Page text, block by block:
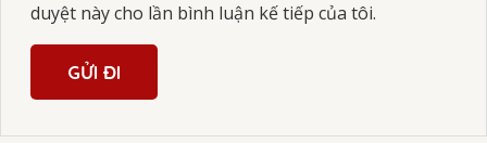
duyệt này cho lần bình luận kế tiếp của tôi.